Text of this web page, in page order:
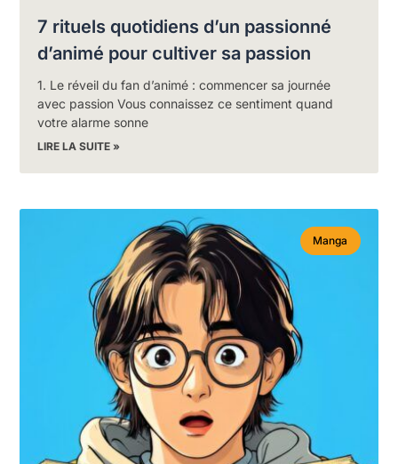
7 rituels quotidiens d’un passionné
d’animé pour cultiver sa passion
1. Le réveil du fan d’animé : commencer sa journée
avec passion Vous connaissez ce sentiment quand
votre alarme sonne
LIRE LA SUITE »
Manga